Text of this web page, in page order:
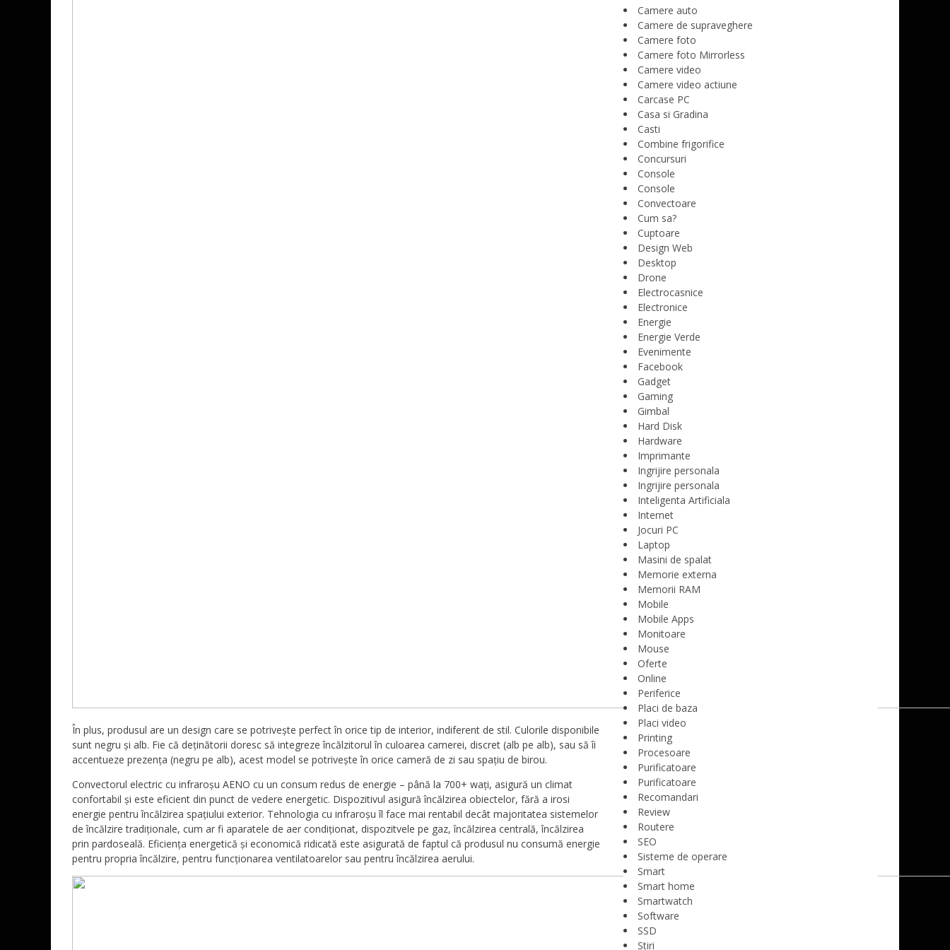
În plus, produsul are un design care se potrivește perfect în orice tip de interior, indiferent de stil. Culorile disponibile
sunt negru și alb. Fie că deținătorii doresc să integreze încălzitorul în culoarea camerei, discret (alb pe alb), sau să îi
accentueze prezența (negru pe alb), acest model se potrivește în orice cameră de zi sau spațiu de birou.
Convectorul electric cu infraroșu AENO cu un consum redus de energie – până la 700+ wați, asigură un climat
confortabil și este eficient din punct de vedere energetic. Dispozitivul asigură încălzirea obiectelor, fără a irosi
energie pentru încălzirea spațiului exterior. Tehnologia cu infraroșu îl face mai rentabil decât majoritatea sistemelor
de încălzire tradiționale, cum ar fi aparatele de aer condiționat, dispozitvele pe gaz, încălzirea centrală, încălzirea
prin pardoseală. Eficiența energetică și economică ridicată este asigurată de faptul că produsul nu consumă energie
pentru propria încălzire, pentru funcționarea ventilatoarelor sau pentru încălzirea aerului.
Camere auto
Camere de supraveghere
Camere foto
Camere foto Mirrorless
Camere video
Camere video actiune
Carcase PC
Casa si Gradina
Casti
Combine frigorifice
Concursuri
Console
Console
Convectoare
Cum sa?
Cuptoare
Design Web
Desktop
Drone
Electrocasnice
Electronice
Energie
Energie Verde
Evenimente
Facebook
Gadget
Gaming
Gimbal
Hard Disk
Hardware
Imprimante
Ingrijire personala
Ingrijire personala
Inteligenta Artificiala
Internet
Jocuri PC
Laptop
Masini de spalat
Memorie externa
Memorii RAM
Mobile
Mobile Apps
Monitoare
Mouse
Oferte
Online
Periferice
Placi de baza
Placi video
Printing
Procesoare
Purificatoare
Purificatoare
Recomandari
Review
Routere
SEO
Sisteme de operare
Smart
Smart home
Smartwatch
Software
SSD
Stiri